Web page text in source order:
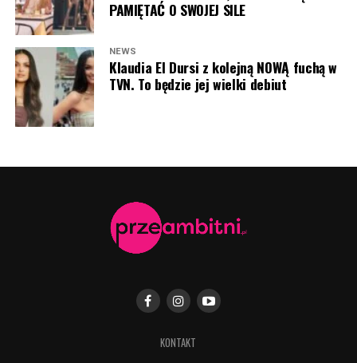
PAMIĘTAĆ O SWOJEJ SILE
NEWS
Klaudia El Dursi z kolejną NOWĄ fuchą w
TVN. To będzie jej wielki debiut
KONTAKT